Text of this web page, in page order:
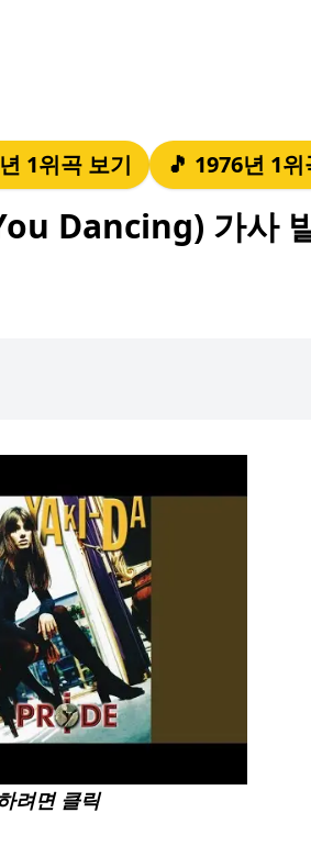
1위곡 보기 🎵 1976년 1위
Dancing) 가사
려면 클릭